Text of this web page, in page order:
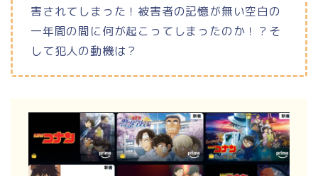
害されてしまった！被害者の記憶が無い空白の
一年間の間に何が起こってしまったのか！？そ
して犯人の動機は？